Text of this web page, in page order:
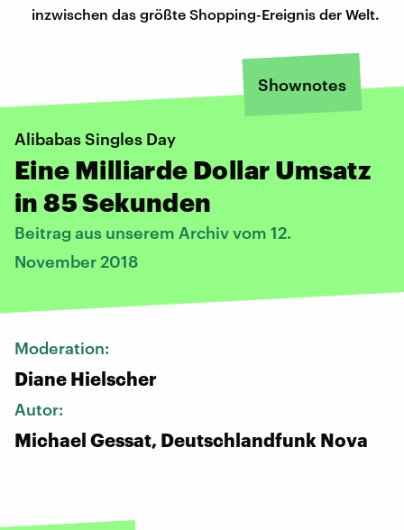
inzwischen das größte Shopping-Ereignis der Welt.
Shownotes
Alibabas Singles Day
Eine Milliarde Dollar Umsatz
in 85 Sekunden
Beitrag aus unserem Archiv vom 12.
November 2018
Moderation:
Diane Hielscher
Autor:
Michael Gessat, Deutschlandfunk Nova